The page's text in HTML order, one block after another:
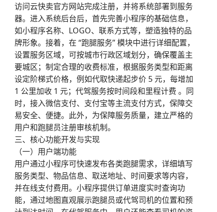
访问云快卖官方网站完成注册，并将系统部署到服务
器。进入系统后台后，首先完善小程序的基础信息，
如小程序名称、LOGO、联系方式等，塑造独特的品
牌形象。接着，在 “跑腿服务” 模块中进行详细配置，
设置服务区域，可按城市行政区域划分，确保覆盖主
要城区；制定合理的收费标准，根据服务类型和距离
设定阶梯式价格，例如代取快递起步价 5 元，每增加
1 公里加收 1 元；代驾服务按时间段和里程计费 。同
时，接入微信支付、支付宝等主流支付方式，保障交
易安全、便捷。此外，为保障服务质量，建立严格的
用户和跑腿员注册审核机制。
三、核心功能开发与实现
（一）用户端功能
用户通过小程序可快速发布各类跑腿需求，详细填写
服务类型、物品信息、取送地址、时间要求等内容，
并在线支付费用。小程序提供订单进度实时查询功
能，通过地图直观展示跑腿员或代驾司机的位置和预